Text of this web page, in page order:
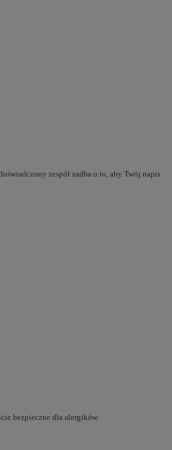
zespół zadba o to, aby Twój napis
bezpieczne dla alergików.